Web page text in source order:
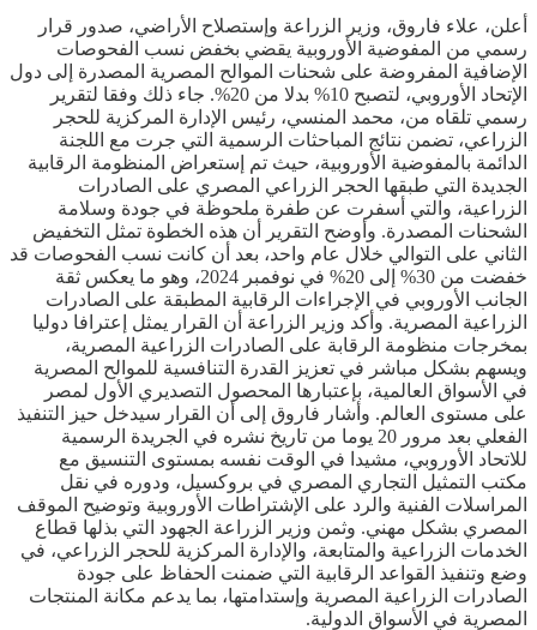
أعلن، علاء فاروق، وزير الزراعة وإستصلاح الأراضي، صدور قرار
رسمي من المفوضية الأوروبية يقضي بخفض نسب الفحوصات
الإضافية المفروضة على شحنات الموالح المصرية المصدرة إلى دول
الإتحاد الأوروبي، لتصبح 10% بدلا من 20%. جاء ذلك وفقا لتقرير
رسمي تلقاه من، محمد المنسي، رئيس الإدارة المركزية للحجر
الزراعي، تضمن نتائج المباحثات الرسمية التي جرت مع اللجنة
الدائمة بالمفوضية الأوروبية، حيث تم إستعراض المنظومة الرقابية
الجديدة التي طبقها الحجر الزراعي المصري على الصادرات
الزراعية، والتي أسفرت عن طفرة ملحوظة في جودة وسلامة
الشحنات المصدرة. وأوضح التقرير أن هذه الخطوة تمثل التخفيض
الثاني على التوالي خلال عام واحد، بعد أن كانت نسب الفحوصات قد
خفضت من 30% إلى 20% في نوفمبر 2024، وهو ما يعكس ثقة
الجانب الأوروبي في الإجراءات الرقابية المطبقة على الصادرات
الزراعية المصرية. وأكد وزير الزراعة أن القرار يمثل إعترافا دوليا
بمخرجات منظومة الرقابة على الصادرات الزراعية المصرية،
ويسهم بشكل مباشر في تعزيز القدرة التنافسية للموالح المصرية
في الأسواق العالمية، بإعتبارها المحصول التصديري الأول لمصر
على مستوى العالم. وأشار فاروق إلى أن القرار سيدخل حيز التنفيذ
الفعلي بعد مرور 20 يوما من تاريخ نشره في الجريدة الرسمية
للاتحاد الأوروبي، مشيدا في الوقت نفسه بمستوى التنسيق مع
مكتب التمثيل التجاري المصري في بروكسيل، ودوره في نقل
المراسلات الفنية والرد على الإشتراطات الأوروبية وتوضيح الموقف
المصري بشكل مهني. وثمن وزير الزراعة الجهود التي بذلها قطاع
الخدمات الزراعية والمتابعة، والإدارة المركزية للحجر الزراعي، في
وضع وتنفيذ القواعد الرقابية التي ضمنت الحفاظ على جودة
الصادرات الزراعية المصرية وإستدامتها، بما يدعم مكانة المنتجات
المصرية في الأسواق الدولية.